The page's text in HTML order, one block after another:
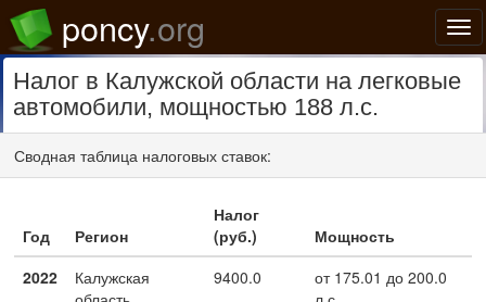
poncy.org
Налог в Калужской области на легковые
автомобили, мощностью 188 л.с.
Сводная таблица налоговых ставок:
Год Регион
Налог
(руб.)
Мощность
2022
Калужская
9400.0
от 175.01 до 200.0